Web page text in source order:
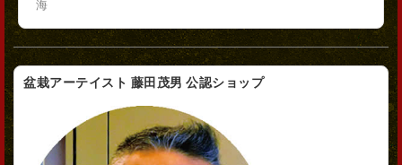
海
盆栽アーテイスト 藤田茂男 公認ショップ